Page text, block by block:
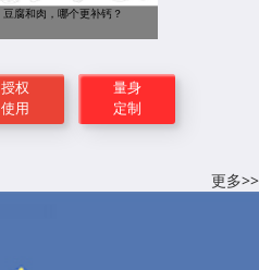
豆腐和肉，哪个更补钙？
授权
使用
量身
定制
更多>>